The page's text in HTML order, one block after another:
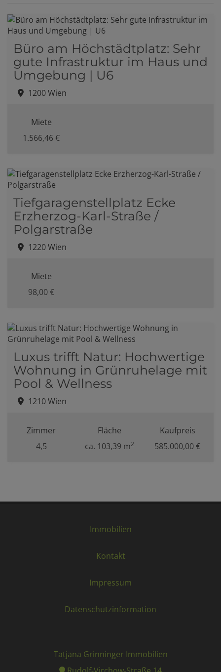
Büro am Höchstädtplatz: Sehr
gute Infrastruktur im Haus und
Umgebung | U6
1200 Wien
Miete
1.566,46 €
Tiefgaragenstellplatz Ecke
Erzherzog-Karl-Straße /
Polgarstraße
1220 Wien
Miete
98,00 €
Luxus trifft Natur: Hochwertige
Wohnung in Grünruhelage mit
Pool & Wellness
1210 Wien
Zimmer
4,5
Fläche
ca. 103,39 m2
Kaufpreis
585.000,00 €
Immobilien
Kontakt
Impressum
Datenschutzinformation
Tatjana Grinninger Immobilien